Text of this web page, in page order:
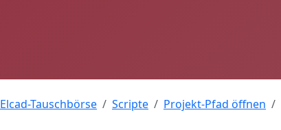
Elcad-Tauschbörse Scripte Projekt-Pfad öffnen